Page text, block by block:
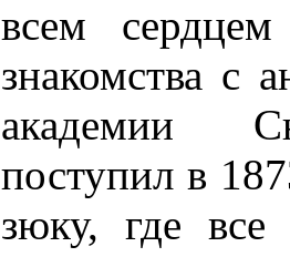
всем
знакомства с
академии
поступил в
зюку, где все